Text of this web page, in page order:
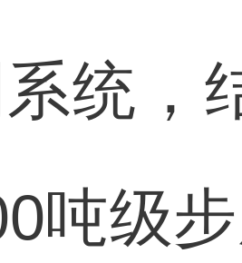
统，
吨级